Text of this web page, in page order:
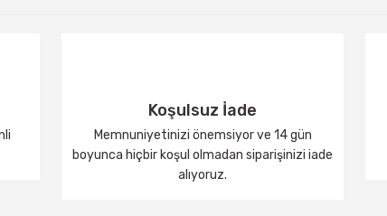
Koşulsuz İade
Memnuniyetinizi önemsiyor ve 14 gün
boyunca hiçbir koşul olmadan siparişinizi iade
alıyoruz.